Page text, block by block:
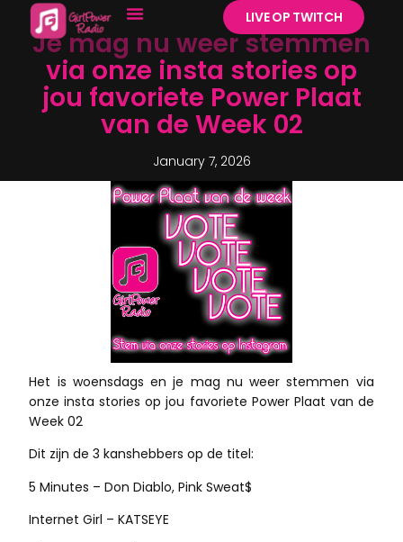
LIVE OP TWITCH
Je mag nu weer stemmen
via onze insta stories op
jou favoriete Power Plaat
van de Week 02
January 7, 2026
Het is woensdags en je mag nu weer stemmen via
onze insta stories op jou favoriete Power Plaat van de
Week 02
Dit zijn de 3 kanshebbers op de titel:
5 Minutes – Don Diablo, Pink Sweat$
Internet Girl – KATSEYE